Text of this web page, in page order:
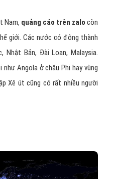
Nam, quảng cáo trên zalocòn
giới. Các nước có đông thành
Nhật Bản, Đài Loan, Malaysia.
Angola ở châu Phi hay vùng
Xê út cũng có rất nhiều người